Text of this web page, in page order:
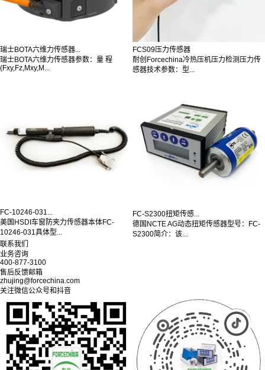
瑞士BOTA六维力传感器...
瑞士BOTA六维力传感器参数：量 程
(Fxy,Fz,Mxy,M...
FCS09压力传感器
耐创Forcechina冷热压机压力检测压力传
感器技术参数：型...
FC-10246-031...
美国HSDI车窗防夹力传感器本体FC-
10246-031具体型...
FC-S2300扭矩传感...
德国NCTE AG动态扭矩传感器型号：FC-
S2300简介：该...
联系我们
业务咨询
400-877-3100
售后反馈邮箱
zhujing@forcechina.com
关注微信公众号和抖音